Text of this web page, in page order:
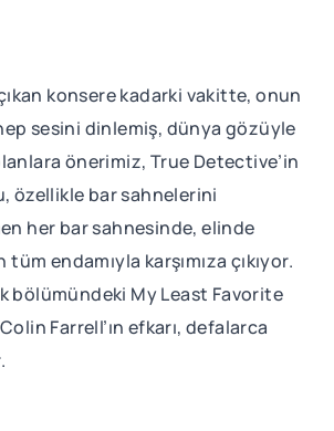
konsere kadarki vakitte, onun
sesini dinlemiş, dünya gözüyle
önerimiz, True Detective’in
özellikle bar sahnelerini
her bar sahnesinde, elinde
tüm endamıyla karşımıza çıkıyor.
bölümündeki My Least Favorite
Farrell’ın efkarı, defalarca